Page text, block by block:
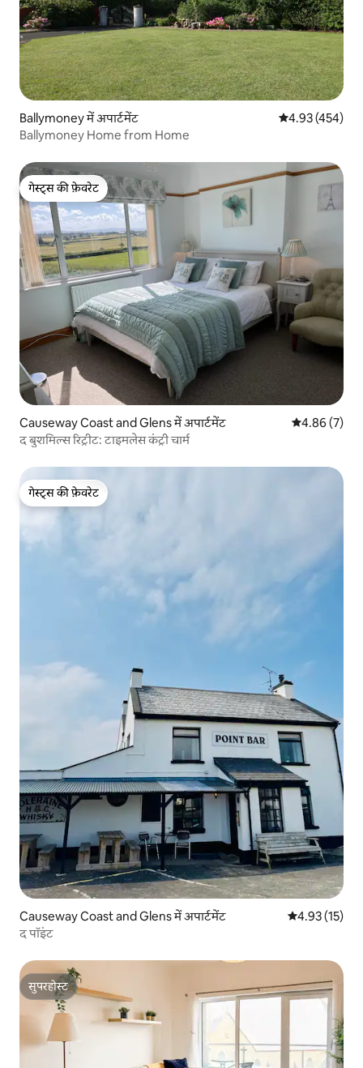
Ballymoney में अपार्टमेंट औसत रेटिंग 5 में से
4.93 (454)
Ballymoney Home from Home
गेस्ट्स की फ़ेवरेट
गेस्ट्स की फ़ेवरेट
Causeway Coast and Glens में अपार्टमेंट औसत रेटिंग 5 में
4.86 (7)
द बुशमिल्स रिट्रीट: टाइमलेस कंट्री चार्म
गेस्ट्स की फ़ेवरेट
गेस्ट्स की फ़ेवरेट
Causeway Coast and Glens में अपार्टमेंट औसत रेटिंग 5 में
4.93 (15)
द पॉइंट
सुपरहोस्ट
सुपरहोस्ट